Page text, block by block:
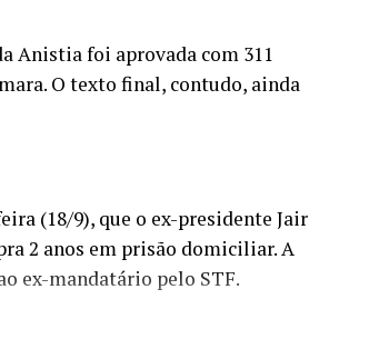
Anistia foi aprovada com 311
O texto final, contudo, ainda
(18/9), que o ex-presidente Jair
2 anos em prisão domiciliar. A
ex-mandatário pelo STF.